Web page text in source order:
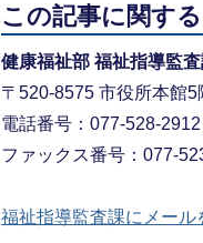
この記事に関す
健康福祉部 福祉指導監
〒520-8575 市役所本館5
電話番号：077-528-2912
ファックス番号：077-
福祉指導監査課にメール